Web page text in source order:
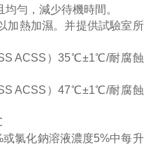
勻，減少待機時間。
加熱加濕。并提供試驗室所
ACSS）35℃±1℃/耐腐蝕
ACSS）47℃±1℃/耐腐蝕
氯化鈉溶液濃度5%中每升